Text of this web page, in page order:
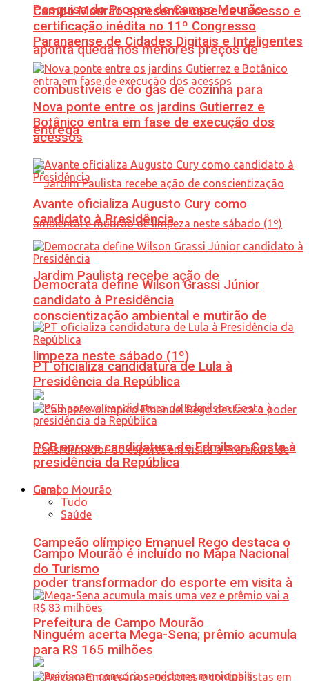
Pesquisa do Procon de Campo Mourão
aponta queda nos menores preços de
combustíveis e do gás de cozinha para
entrega
Jardim Paulista recebe ação de
conscientização ambiental e mutirão de
limpeza neste sábado (1º)
Campeão olímpico Emanuel Rego destaca o
poder transformador do esporte em visita à
Prefeitura de Campo Mourão
Campo Mourão apresenta case de sucesso e
certificação inédita no 11º Congresso
Paranaense de Cidades Digitais e Inteligentes
Nova ponte entre os jardins Gutierrez e
Botânico entra em fase de execução dos
acessos
Avante oficializa Augusto Cury como
candidato à Presidência
Democrata define Wilson Grassi Júnior
candidato à Presidência
PT oficializa candidatura de Lula à
Presidência da República
PCB aprova candidatura de Edmilson Costa à
presidência da República
Geral
Tudo
Saúde
Campo Mourão é incluído no Mapa Nacional
do Turismo
Ninguém acerta Mega-Sena; prêmio acumula
para R$ 165 milhões